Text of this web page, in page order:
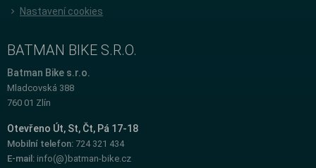
Nastavení cookies
BATMAN BIKE S.R.O.
Batman Bike s.r.o.
Mladcovská 388
760 01 Zlín
Otevřeno Út, St, Čt, Pá 17-18
Mobilní telefon: 724 321 434
E-mail: info(@)batman-bike.cz